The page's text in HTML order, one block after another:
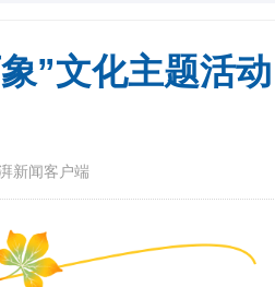
”文化主题活动
新闻客户端